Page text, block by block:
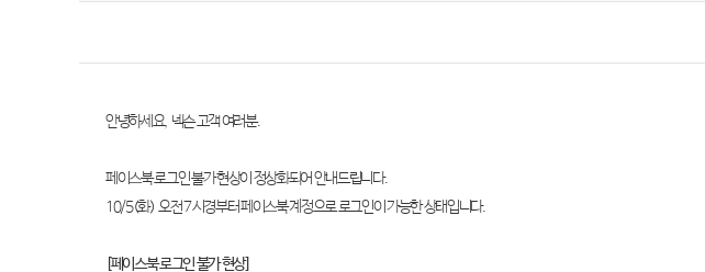
안녕하세요, 넥슨 고객 여러분.
페이스북 로그인 불가 현상이 정상화되어 안내드립니다.
10/5(화)오전7시경부터 페이스북 계정으로 로그인이 가능한 상태입니다.
페이스북 로그인 불가 현상]